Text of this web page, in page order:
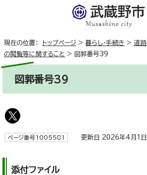
現在の位置： トップページ > 暮らし・手続き > 道路
の閲覧等に関すること > 図郭番号39
図郭番号39
ページ番号1005581 更新日 2026年4月1日
添付ファイル